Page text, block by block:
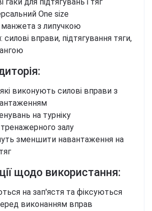
гаки для підтягувань і тяг
One size
манжета з липучкою
силові вправи, підтягування тяги,
виконують силові вправи з
на турніку
залу
зменшити навантаження на
щодо використання:
на зап'ястя та фіксуються
виконанням вправ